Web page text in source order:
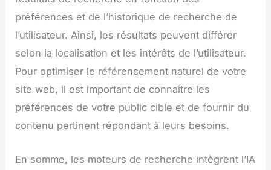
préférences et de l’historique de recherche de
l’utilisateur. Ainsi, les résultats peuvent différer
selon la localisation et les intérêts de l’utilisateur.
Pour optimiser le référencement naturel de votre
site web, il est important de connaître les
préférences de votre public cible et de fournir du
contenu pertinent répondant à leurs besoins.
En somme, les moteurs de recherche intègrent l’IA